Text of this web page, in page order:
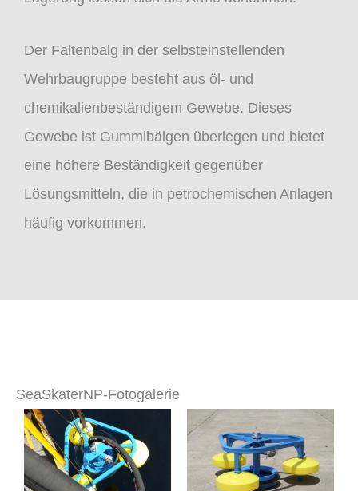
Der Faltenbalg in der selbsteinstellenden
Wehrbaugruppe besteht aus öl- und
chemikalienbeständigem Gewebe. Dieses
Gewebe ist Gummibälgen überlegen und bietet
eine höhere Beständigkeit gegenüber
Lösungsmitteln, die in petrochemischen Anlagen
häufig vorkommen.
SeaSkaterNP-Fotogalerie